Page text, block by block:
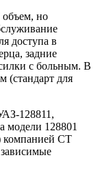
объем, но
доступа в
задние
с больным. В
(стандарт для
128811,
модели 128801
компанией СТ